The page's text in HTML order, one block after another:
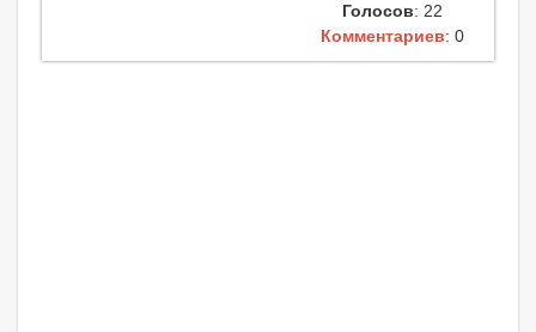
Голосов: 22
Комментариев: 0